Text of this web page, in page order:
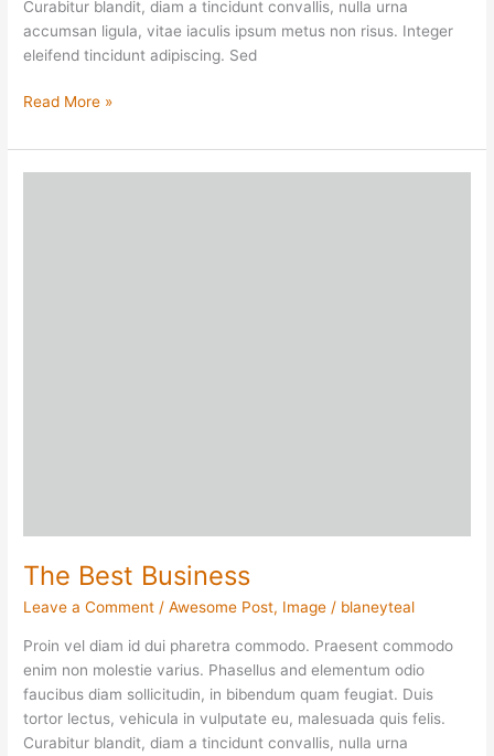
Curabitur blandit, diam a tincidunt convallis, nulla urna
accumsan ligula, vitae iaculis ipsum metus non risus. Integer
eleifend tincidunt adipiscing. Sed
Read More »
The Best Business
Leave a Comment /Awesome Post, Image / blaneyteal
Proin vel diam id dui pharetra commodo. Praesent commodo
enim non molestie varius. Phasellus and elementum odio
faucibus diam sollicitudin, in bibendum quam feugiat. Duis
tortor lectus, vehicula in vulputate eu, malesuada quis felis.
Curabitur blandit, diam a tincidunt convallis, nulla urna